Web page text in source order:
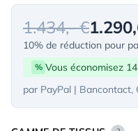
1.434,- €
10% de réduction pour
% Vous économisez
par PayPal | Bancontact,